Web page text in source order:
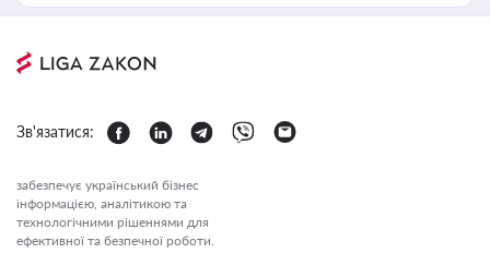
Зв'язатися:
забезпечує український бізнес
інформацією, аналітикою та
технологічними рішеннями для
ефективної та безпечної роботи.